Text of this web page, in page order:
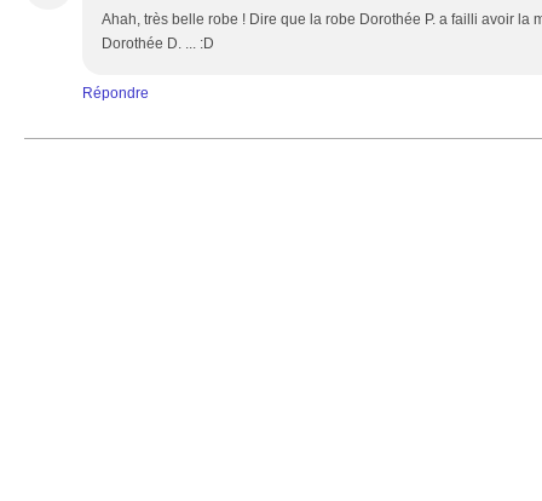
Ahah, très belle robe ! Dire que la robe Dorothée P. a failli avoir la
Dorothée D. ... :D
Répondre